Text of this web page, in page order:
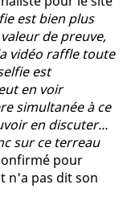
est bien plus
de preuve,
vidéo raffle toute
est
en voir
simultanée à ce
en discuter...
sur ce terreau
pour
n'a pas dit son